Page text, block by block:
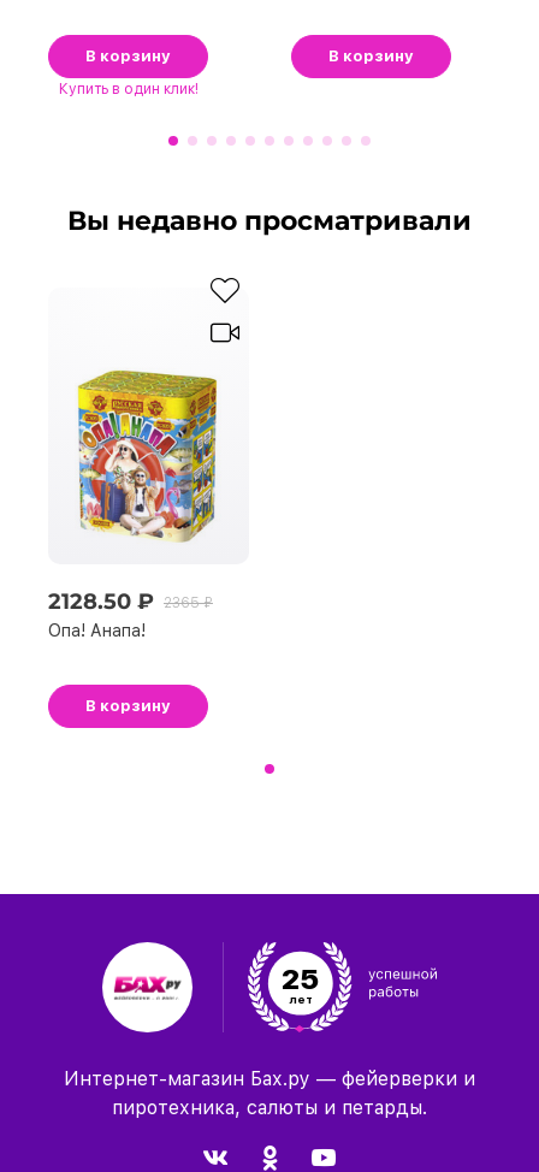
В корзину
Купить в один клик!
В корзину
Вы недавно просматривали
2128.50 ₽ 2365 ₽
Опа! Анапа!
В корзину
25
лет
Интернет-магазин Бах.ру — фейерверки и
пиротехника, салюты и петарды.